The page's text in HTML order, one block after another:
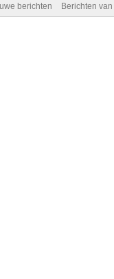
berichten Berichten